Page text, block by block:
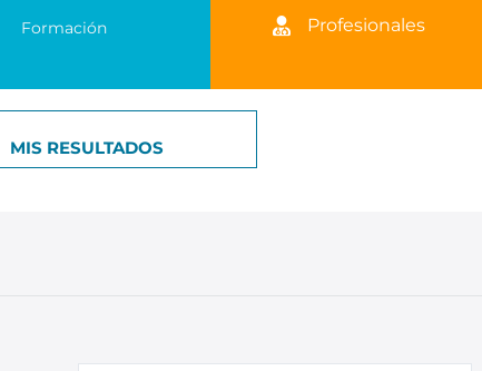
Formación
Profesionales
MIS RESULTADOS